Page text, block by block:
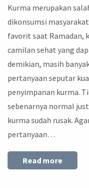
Kurma merupakan
dikonsumsi
favorit saat Ramadan,
camilan sehat yang
demikian, masih
pertanyaan seputar
penyimpanan kurma.
sebenarnya normal
kurma sudah rusak.
pertanyaan…
Read more